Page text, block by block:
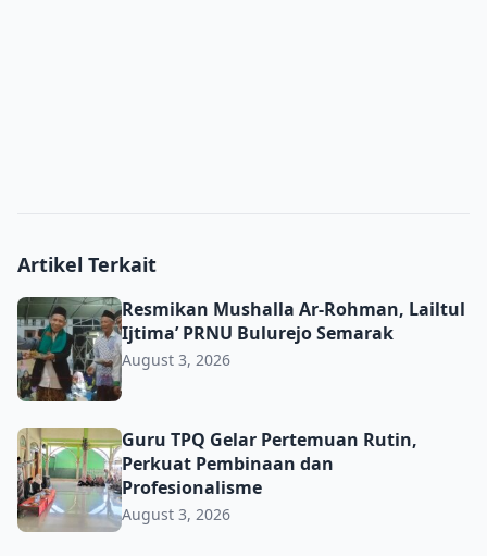
Artikel Terkait
Resmikan Mushalla Ar-Rohman, Lailtul Ijtima’ PRNU
Resmikan Mushalla Ar-Rohman, Lailtul
Ijtima’ PRNU Bulurejo Semarak
August 3, 2026
Guru TPQ Gelar Pertemuan Rutin, Perkuat Pembinaan
Guru TPQ Gelar Pertemuan Rutin,
Perkuat Pembinaan dan
Profesionalisme
August 3, 2026